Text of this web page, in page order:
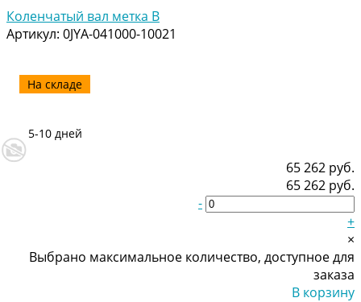
Коленчатый вал метка B
Артикул: 0JYA-041000-10021
На складе
5-10 дней
65 262 руб.
65 262 руб.
-
+
×
Выбрано максимальное количество, доступное для
заказа
В корзину